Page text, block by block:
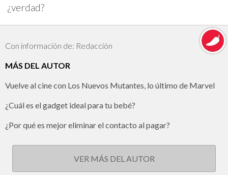
¿verdad?
Con información de: Redacción
MÁS DEL AUTOR
Vuelve al cine con Los Nuevos Mutantes, lo último de Marvel
¿Cuál es el gadget ideal para tu bebé?
¿Por qué es mejor eliminar el contacto al pagar?
VER MÁS DEL AUTOR